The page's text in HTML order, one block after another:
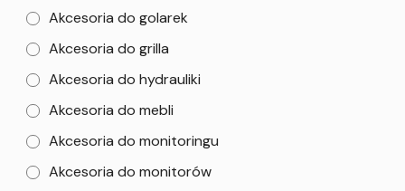
Akcesoria do golarek
Akcesoria do grilla
Akcesoria do hydrauliki
Akcesoria do mebli
Akcesoria do monitoringu
Akcesoria do monitorów